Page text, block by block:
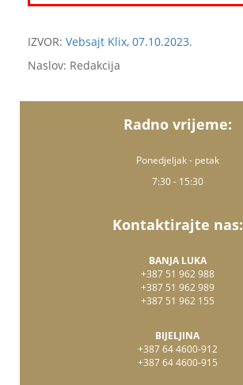
IZVOR: Vebsajt Klix, 07.10.2023.
Naslov: Redakcija
Radno vrijeme:
Ponedjeljak - petak
7:30 - 15:30
Kontaktirajte nas:
BANJA LUKA
+387 51 962 988
+387 51 962 989
+387 51 962 155
BIJELJINA
+387 64 4600-912
+387 64 4600-915